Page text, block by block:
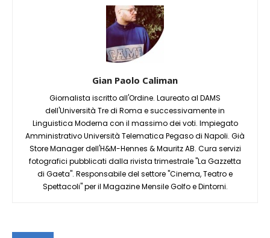
Gian Paolo Caliman
Giornalista iscritto all'Ordine. Laureato al DAMS
dell'Università Tre di Roma e successivamente in
Linguistica Moderna con il massimo dei voti. Impiegato
Amministrativo Università Telematica Pegaso di Napoli. Già
Store Manager dell'H&M-Hennes & Mauritz AB. Cura servizi
fotografici pubblicati dalla rivista trimestrale "La Gazzetta
di Gaeta". Responsabile del settore "Cinema, Teatro e
Spettacoli" per il Magazine Mensile Golfo e Dintorni.